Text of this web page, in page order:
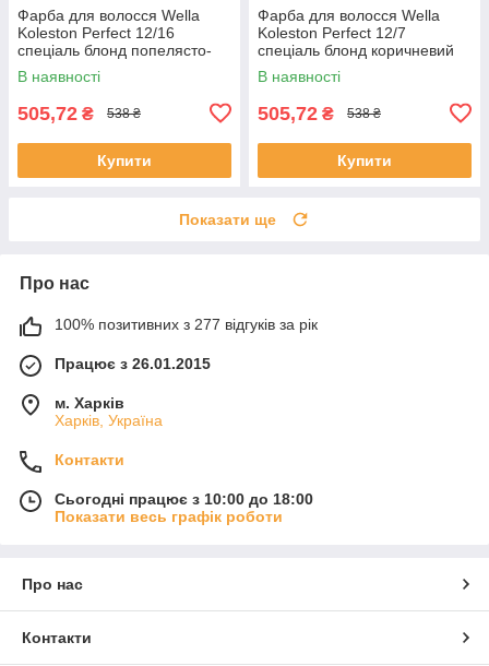
Фарба для волосся Wella
Koleston Perfect 12/16
спеціаль блонд попелясто-
фіолетовий
В наявності
505,72 ₴ 538 ₴
Купити
Фарба для волосся Wella
Koleston Perfect 12/7
спеціаль блонд коричневий
В наявності
505,72 ₴ 538 ₴
Купити
Показати ще
Про нас
100% позитивних з 277 відгуків за рік
Працює з 26.01.2015
м. Харків
Харків, Україна
Контакти
Сьогодні працює з 10:00 до 18:00
Показати весь графік роботи
Про нас
Контакти